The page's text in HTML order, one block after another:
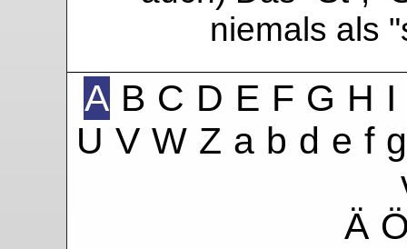
niemals als
A B C D E F G H I
U V W Z a b d e f g
Ä